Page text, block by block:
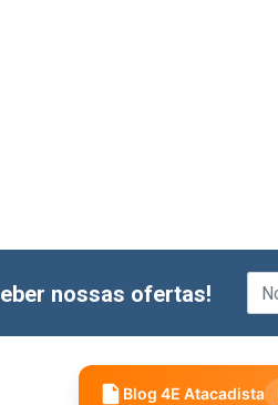
nossas ofertas!
Blog 4E Atacadista